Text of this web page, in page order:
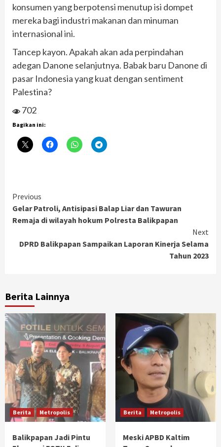
konsumen yang berpotensi menutup isi dompet
mereka bagi industri makanan dan minuman
internasional ini.
Tancep kayon. Apakah akan ada perpindahan
adegan Danone selanjutnya. Babak baru Danone di
pasar Indonesia yang kuat dengan sentiment
Palestina?
702
Bagikan ini:
Continue
Reading
Previous
Gelar Patroli, Antisipasi Balap Liar dan Tawuran
Remaja di wilayah hokum Polresta Balikpapan
Next
DPRD Balikpapan Sampaikan Laporan Kinerja Selama
Tahun 2023
Berita Lainnya
Berita Metropolis
Balikpapan Jadi Pintu
Berita Metropolis
Meski APBD Kaltim